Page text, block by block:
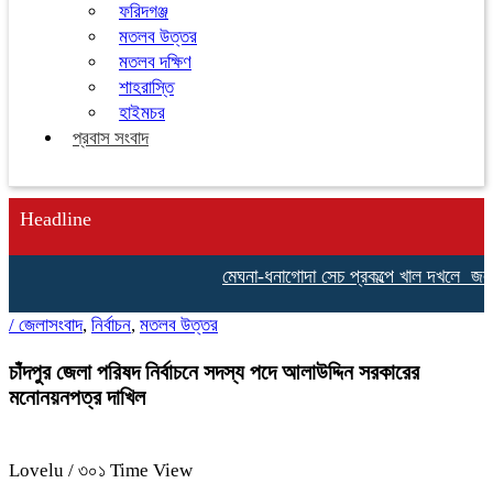
ফরিদগঞ্জ
মতলব উত্তর
মতলব দক্ষিণ
শাহরাস্তি
হাইমচর
প্রবাস সংবাদ
Headline
মেঘনা-ধনাগোদা সেচ প্রকল্পে খাল দখলে
/ জেলাসংবাদ, নির্বাচন, মতলব উত্তর
চাঁদপুর জেলা পরিষদ নির্বাচনে সদস্য পদে আলাউদ্দিন সরকারের
মনোনয়নপত্র দাখিল
Lovelu / ৩০১ Time View